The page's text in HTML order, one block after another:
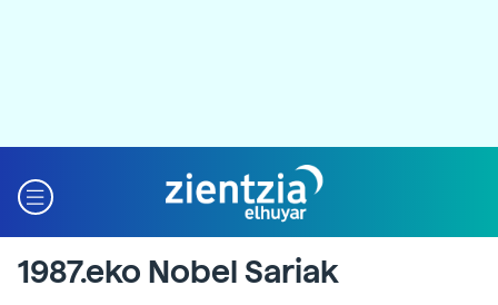
1987.eko Nobel Sariak